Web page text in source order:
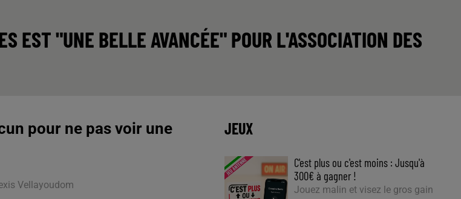
EST "UNE BELLE AVANCÉE" POUR L'ASSOCIATION DES
pour ne pas voir une
Vellayoudom
JEUX
C'est plus ou c'est moins : Jusqu'à
300€ à gagner !
Jouez malin et visez le gros gain